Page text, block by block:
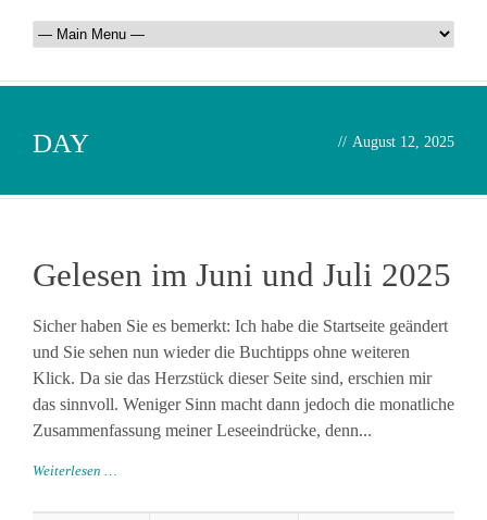
DAY // August 12, 2025
Gelesen im Juni und Juli 2025
Sicher haben Sie es bemerkt: Ich habe die Startseite geändert
und Sie sehen nun wieder die Buchtipps ohne weiteren
Klick. Da sie das Herzstück dieser Seite sind, erschien mir
das sinnvoll. Weniger Sinn macht dann jedoch die monatliche
Zusammenfassung meiner Leseeindrücke, denn...
Weiterlesen …